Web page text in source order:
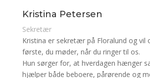
Kristina Petersen
Sekretær
Kristina er sekretær på Floralund og vil
første, du møder, når du ringer til os.
Hun sørger for, at hverdagen hænger
hjælper både beboere, pårørende og